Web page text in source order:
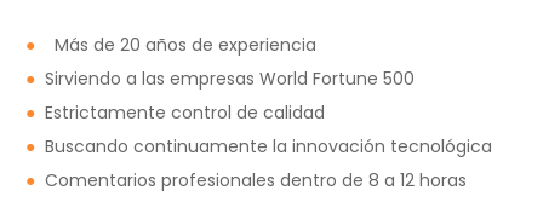
●
Más de 20 años de experiencia
●Sirviendo a las empresas World Fortune 500
●Estrictamente control de calidad
●Buscando continuamente la innovación tecnológica
●Comentarios profesionales dentro de 8 a 12 horas